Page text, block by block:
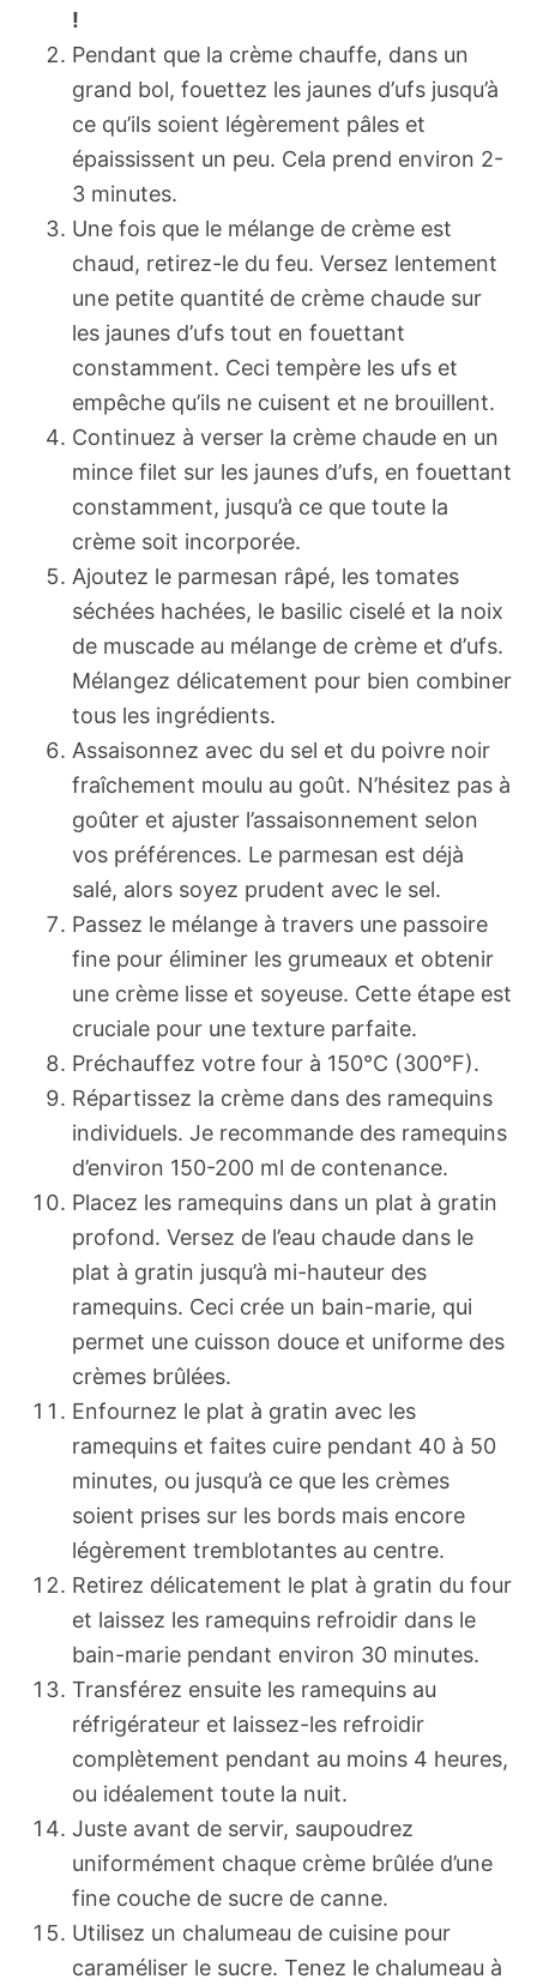
!
Pendant que la crème chauffe, dans un
grand bol, fouettez les jaunes d’ufs jusqu’à
ce qu’ils soient légèrement pâles et
épaississent un peu. Cela prend environ 2-
3 minutes.
Une fois que le mélange de crème est
chaud, retirez-le du feu. Versez lentement
une petite quantité de crème chaude sur
les jaunes d’ufs tout en fouettant
constamment. Ceci tempère les ufs et
empêche qu’ils ne cuisent et ne brouillent.
Continuez à verser la crème chaude en un
mince filet sur les jaunes d’ufs, en fouettant
constamment, jusqu’à ce que toute la
crème soit incorporée.
Ajoutez le parmesan râpé, les tomates
séchées hachées, le basilic ciselé et la noix
de muscade au mélange de crème et d’ufs.
Mélangez délicatement pour bien combiner
tous les ingrédients.
Assaisonnez avec du sel et du poivre noir
fraîchement moulu au goût. N’hésitez pas à
goûter et ajuster l’assaisonnement selon
vos préférences. Le parmesan est déjà
salé, alors soyez prudent avec le sel.
Passez le mélange à travers une passoire
fine pour éliminer les grumeaux et obtenir
une crème lisse et soyeuse. Cette étape est
cruciale pour une texture parfaite.
Préchauffez votre four à 150°C (300°F).
Répartissez la crème dans des ramequins
individuels. Je recommande des ramequins
d’environ 150-200 ml de contenance.
Placez les ramequins dans un plat à gratin
profond. Versez de l’eau chaude dans le
plat à gratin jusqu’à mi-hauteur des
ramequins. Ceci crée un bain-marie, qui
permet une cuisson douce et uniforme des
crèmes brûlées.
Enfournez le plat à gratin avec les
ramequins et faites cuire pendant 40 à 50
minutes, ou jusqu’à ce que les crèmes
soient prises sur les bords mais encore
légèrement tremblotantes au centre.
Retirez délicatement le plat à gratin du four
et laissez les ramequins refroidir dans le
bain-marie pendant environ 30 minutes.
Transférez ensuite les ramequins au
réfrigérateur et laissez-les refroidir
complètement pendant au moins 4 heures,
ou idéalement toute la nuit.
Juste avant de servir, saupoudrez
uniformément chaque crème brûlée d’une
fine couche de sucre de canne.
Utilisez un chalumeau de cuisine pour
caraméliser le sucre. Tenez le chalumeau à